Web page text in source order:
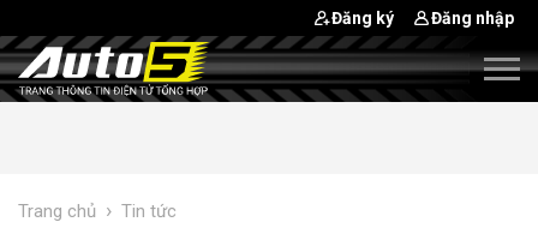
Đăng ký Đăng nhập
Trang chủ › Tin tức